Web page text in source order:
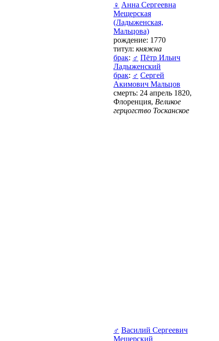
♀ Анна Сергеевна
Мещерская
(Ладыженская,
Мальцова)
рождение: 1770
титул: княжна
брак: ♂ Пётр Ильич
Ладыженский
брак: ♂ Сергей
Акимович Мальцов
смерть: 24 апрель 1820,
Флоренция, Великое
герцогство Тосканское
♂ Василий Сергеевич
Мещерский